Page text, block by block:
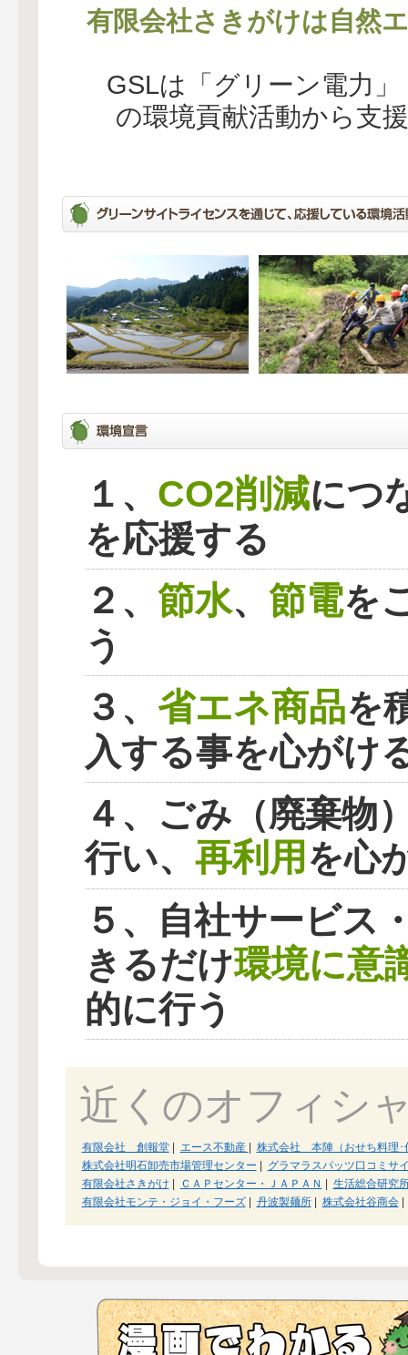
有限会社さきがけは自然
GSLは「グリーン電力
の環境貢献活動から支
１、 CO2削減につ
を応援する
２、 節水、 節電を
う
３、 省エネ商品を
入する事を心がけ
４、ごみ（廃棄物
行い、 再利用を心
５、自社サービス
きるだけ環境に意
的に行う
近くのオフィシ
有限会社 創報堂| エース不動産
株式会社 本陣（おせち料理･
株式会社明石卸売市場管理センター
グラマラスパッツ口コミサ
有限会社さきがけ
ＣＡＰセンター・ＪＡＰＡＮ
生活総合研究
有限会社モンテ・ジョイ・フーズ| 丹波製麺所| 株式会社谷商会|